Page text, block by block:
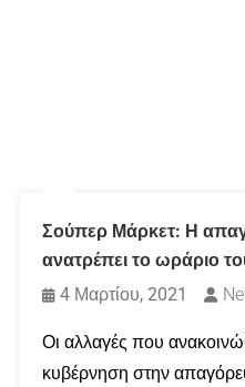
Σούπερ Μάρκετ: Η
ανατρέπει το ωράριο
4 Μαρτίου, 2021
Οι αλλαγές που
κυβέρνηση στην